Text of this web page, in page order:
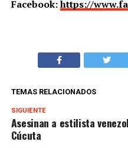
Facebook:https://
TEMAS RELACIONADOS
SIGUIENTE
Asesinan a estilista
Cúcuta